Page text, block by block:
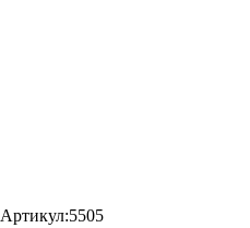
Артикул:5505